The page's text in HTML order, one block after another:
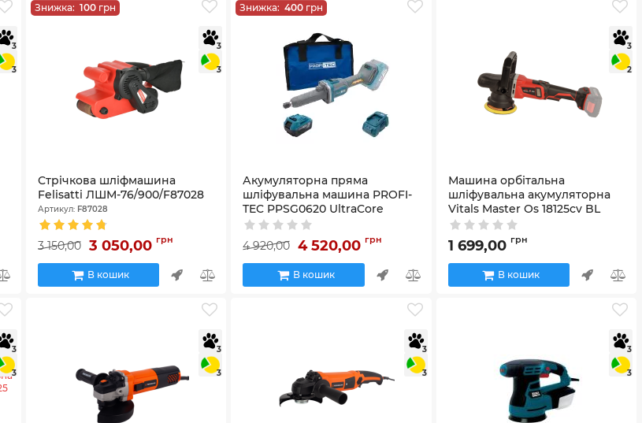
3
3
Знижка:100 грн
3
3
Стрічкова шліфмашина
Felisatti ЛШМ-76/900/F87028
Артикул: F87028
3 150,00 3 050,00 грн
В кошик
Знижка:400 грн
Акумуляторна пряма
шліфувальна машина PROFI-
TEC PPSG0620 UltraCore
(1×PT2040EP (4.0 Аг), зарядний
Артикул:58_41786
4 920,00 4 520,00 грн
В кошик
3
2
Машина орбітальна
шліфувальна акумуляторна
Vitals Master Os 18125сv BL
Артикул:243609
1 699,00 грн
В кошик
3
3
3
3
3
3
3
3